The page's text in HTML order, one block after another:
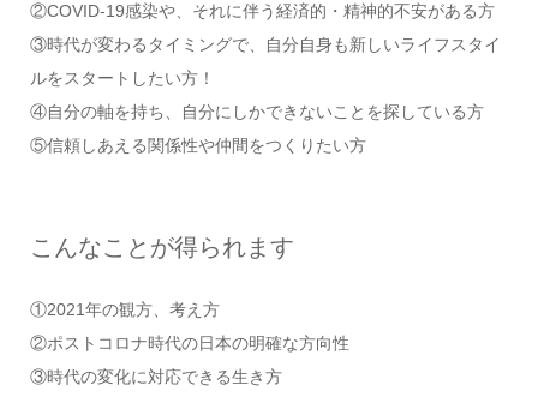
②COVID-19感染や、それに伴う経済的・精神的不安がある方
③時代が変わるタイミングで、自分自身も新しいライフスタイ
ルをスタートしたい方！
④自分の軸を持ち、自分にしかできないことを探している方
⑤信頼しあえる関係性や仲間をつくりたい方
こんなことが得られます
①2021年の観方、考え方
②ポストコロナ時代の日本の明確な方向性
③時代の変化に対応できる生き方